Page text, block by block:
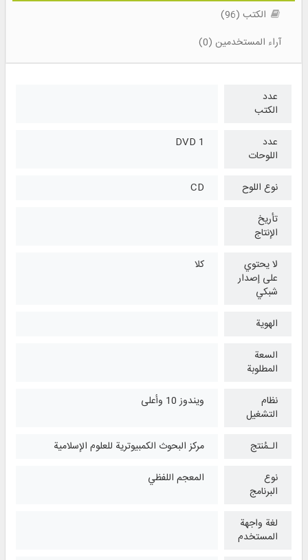
الكتب (96)
آراء المستخدمين (0)
عدد
الكتب
عدد
اللوحات
1 DVD
نوع اللوح
CD
تأريخ
الإنتاج
لا يحتوي
على إصدار
شبكي
كلا
الهوية
السعة
المطلوبة
نظام
التشغیل
ويندوز 10 وأعلی
الـمُنتج
مركز البحوث الكمبيوترية للعلوم الإسلامية
نوع
البرنامج
المعجم اللفظي
لغة واجهة
المستخدم